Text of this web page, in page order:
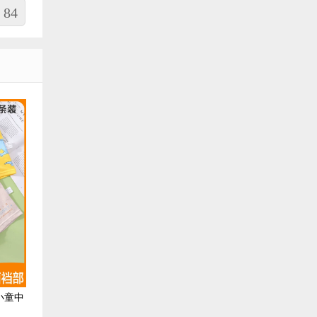
84
童中